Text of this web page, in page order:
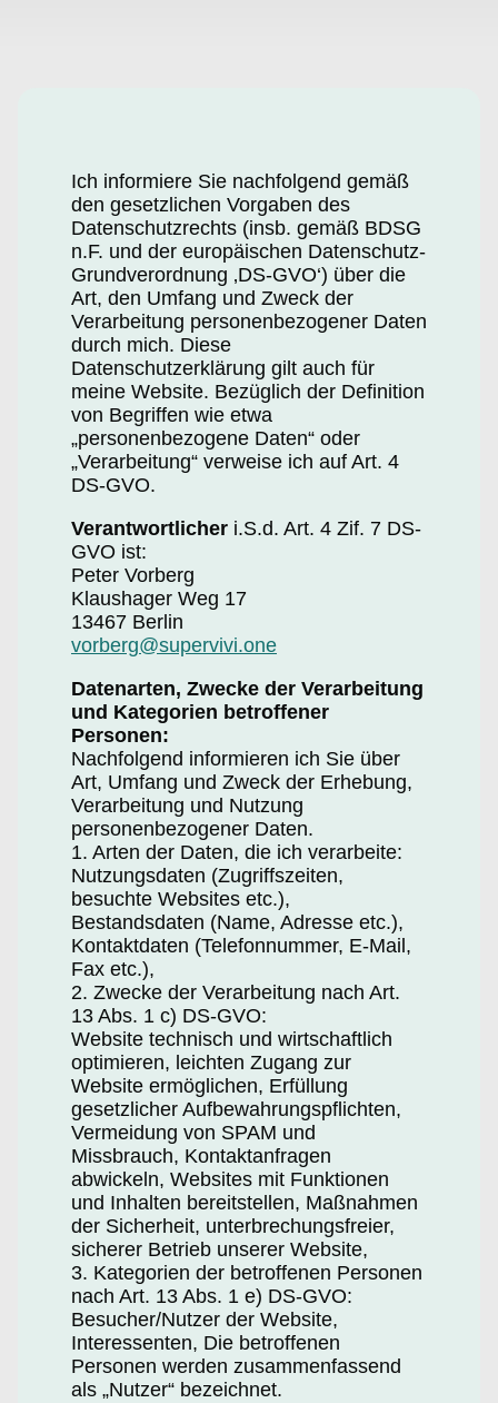
Ich informiere Sie nachfolgend gemäß
den gesetzlichen Vorgaben des
Datenschutzrechts (insb. gemäß BDSG
n.F. und der europäischen Datenschutz-
Grundverordnung ‚DS-GVO‘) über die
Art, den Umfang und Zweck der
Verarbeitung personenbezogener Daten
durch mich. Diese
Datenschutzerklärung gilt auch für
meine Website. Bezüglich der Definition
von Begriffen wie etwa
„personenbezogene Daten“ oder
„Verarbeitung“ verweise ich auf Art. 4
DS-GVO.
Verantwortlicher i.S.d. Art. 4 Zif. 7 DS-
GVO ist:
Peter Vorberg
Klaushager Weg 17
13467 Berlin
vorberg@supervivi.one
Datenarten, Zwecke der Verarbeitung
und Kategorien betroffener
Personen:
Nachfolgend informieren ich Sie über
Art, Umfang und Zweck der Erhebung,
Verarbeitung und Nutzung
personenbezogener Daten.
1. Arten der Daten, die ich verarbeite:
Nutzungsdaten (Zugriffszeiten,
besuchte Websites etc.),
Bestandsdaten (Name, Adresse etc.),
Kontaktdaten (Telefonnummer, E-Mail,
Fax etc.),
2. Zwecke der Verarbeitung nach Art.
13 Abs. 1 c) DS-GVO:
Website technisch und wirtschaftlich
optimieren, leichten Zugang zur
Website ermöglichen, Erfüllung
gesetzlicher Aufbewahrungspflichten,
Vermeidung von SPAM und
Missbrauch, Kontaktanfragen
abwickeln, Websites mit Funktionen
und Inhalten bereitstellen, Maßnahmen
der Sicherheit, unterbrechungsfreier,
sicherer Betrieb unserer Website,
3. Kategorien der betroffenen Personen
nach Art. 13 Abs. 1 e) DS-GVO:
Besucher/Nutzer der Website,
Interessenten, Die betroffenen
Personen werden zusammenfassend
als „Nutzer“ bezeichnet.